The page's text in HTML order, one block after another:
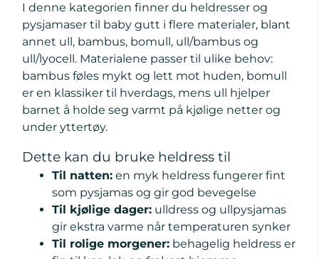
I denne kategorien finner du heldresser og
pysjamaser til baby gutt i flere materialer, blant
annet ull, bambus, bomull, ull/bambus og
ull/lyocell. Materialene passer til ulike behov:
bambus føles mykt og lett mot huden, bomull
er en klassiker til hverdags, mens ull hjelper
barnet å holde seg varmt på kjølige netter og
under yttertøy.
Dette kan du bruke heldress til
Til natten: en myk heldress fungerer fint
som pysjamas og gir god bevegelse
Til kjølige dager: ulldress og ullpysjamas
gir ekstra varme når temperaturen synker
Til rolige morgener: behagelig heldress er